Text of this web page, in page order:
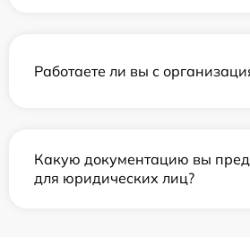
Работаете ли вы с
Какую документацию вы
для юридических лиц?